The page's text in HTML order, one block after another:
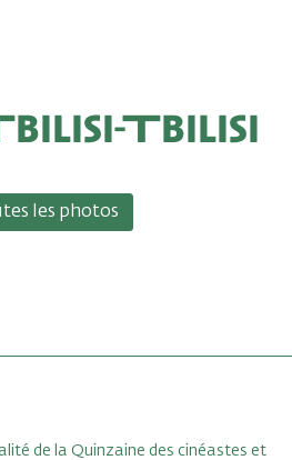
Tbilisi
les photos
de la Quinzaine des cinéastes et